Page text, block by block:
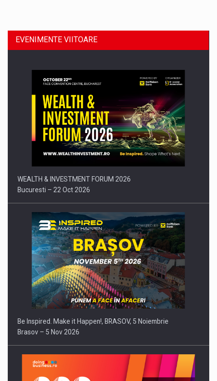
Comunicat de presa: Joburile part-time reincep sa intre pe…
EVENIMENTE VIITOARE
WEALTH & INVESTMENT FORUM 2026
Bucuresti – 22 Oct 2026
Be Inspired. Make it Happen!, BRASOV, 5 Noiembrie
Brasov – 5 Nov 2026